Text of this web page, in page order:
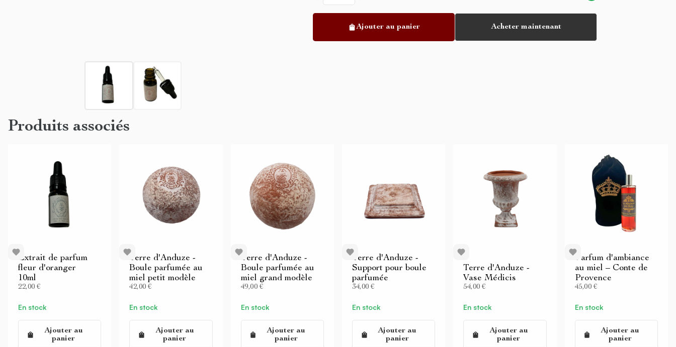
Ajouter au panier Acheter maintenant
Produits associés
Extrait de parfum
fleur d'oranger
10ml
22,00 €
En stock
Ajouter au
panier
Terre d'Anduze -
Boule parfumée au
miel petit modèle
42,00 €
En stock
Ajouter au
panier
Terre d'Anduze -
Boule parfumée au
miel grand modèle
49,00 €
En stock
Ajouter au
panier
Terre d'Anduze -
Support pour boule
parfumée
34,00 €
En stock
Ajouter au
panier
Terre d'Anduze -
Vase Médicis
54,00 €
En stock
Ajouter au
panier
Parfum d'ambiance
au miel – Conte de
Provence
45,00 €
En stock
Ajouter au
panier